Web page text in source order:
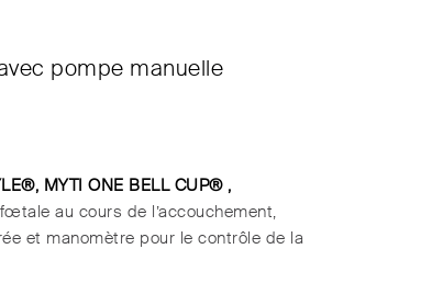
pompe manuelle
MYTI ONE BELL CUP® ,
au cours de l’accouchement,
et manomètre pour le contrôle de la